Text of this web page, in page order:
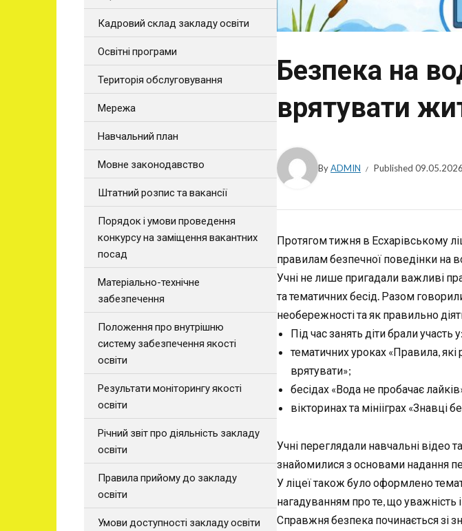
Безпека на
врятувати
ByADMIN Published 09.05.2026
Протягом тижня в Есхарівському
правилам безпечної поведінки на
Учні не лише пригадали важливі
та тематичних бесід. Разом
необережності та як правильно
Під час занять діти брали участь у:
тематичних уроках «Правила, які
врятувати»;
бесідах «Вода не пробачає
вікторинах та мінііграх «Знавці
Учні переглядали навчальні відео
знайомилися з основами надання
У ліцеї також було оформлено
нагадуванням про те, що уважність
Справжня безпека починається зі
Кадровий склад закладу освіти
Освітні програми
Територія обслуговування
Мережа
Навчальний план
Мовне законодавство
Штатний розпис та вакансії
Порядок і умови проведення
конкурсу на заміщення вакантних
посад
Матеріально-технічне
забезпечення
Положення про внутрішню
систему забезпечення якості
освіти
Результати моніторингу якості
освіти
Річний звіт про діяльність закладу
освіти
Правила прийому до закладу
освіти
Умови доступності закладу освіти